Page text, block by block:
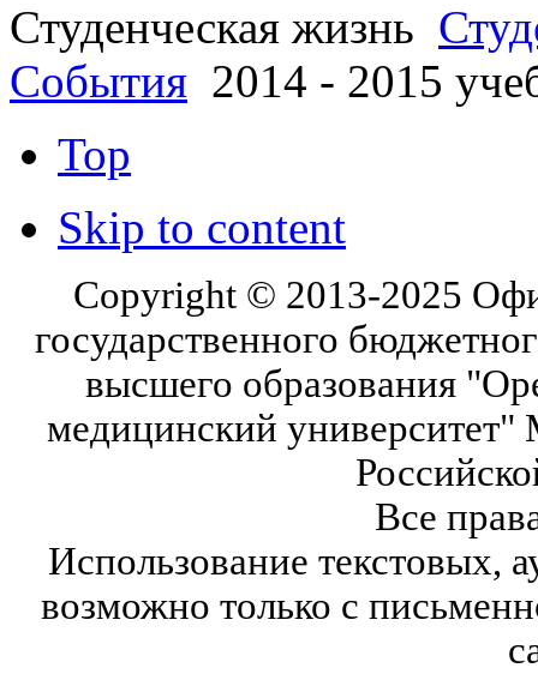
Студенческая жизнь
События 2014 - 2015
Top
Skip to content
Copyright © 2013-2025
государственного
высшего образования
медицинский университет"
Все
Использование текстовых,
возможно только с